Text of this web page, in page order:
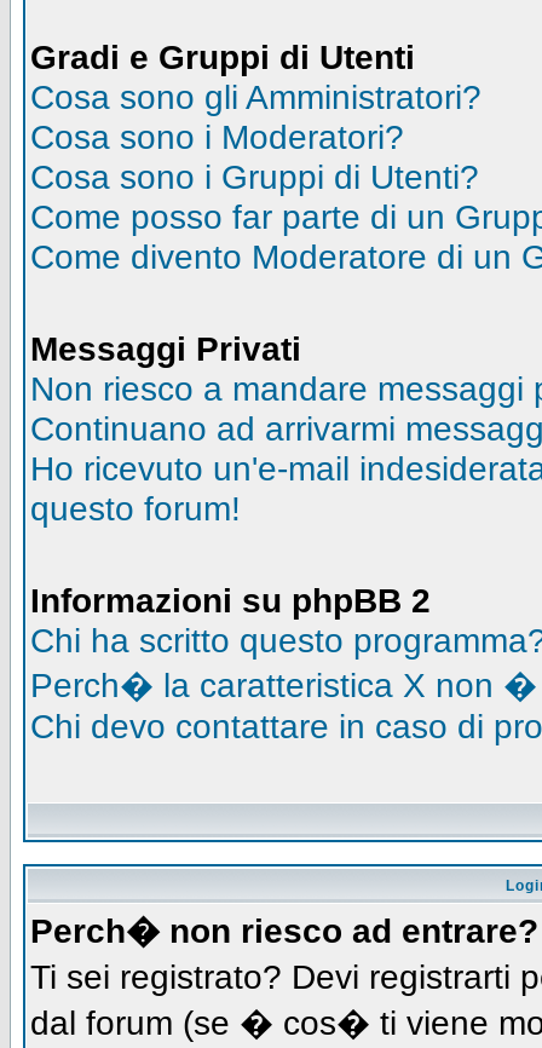
Gradi e Gruppi di Utenti
Cosa sono gli Amministratori?
Cosa sono i Moderatori?
Cosa sono i Gruppi di Utenti?
Come posso far parte di un
Come divento Moderatore di un
Messaggi Privati
Non riesco a mandare messaggi
Continuano ad arrivarmi
Ho ricevuto un'e-mail
questo forum!
Informazioni su phpBB 2
Chi ha scritto questo
Perch� la caratteristica X non �
Chi devo contattare in caso di
Perch� non riesco ad entrare?
Ti sei registrato? Devi registrarti
dal forum (se � cos� ti viene